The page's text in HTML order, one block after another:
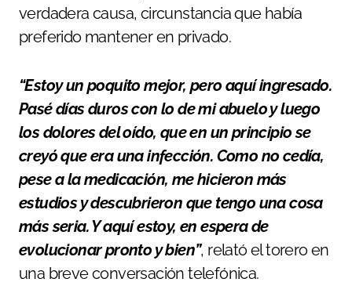
verdadera causa, circunstancia que había
preferido mantener en privado.
“Estoy un poquito mejor, pero aquí ingresado.
Pasé días duros con lo de mi abuelo y luego
los dolores del oído, que en un principio se
creyó que era una infección. Como no cedía,
pese a la medicación, me hicieron más
estudios y descubrieron que tengo una cosa
más seria. Y aquí estoy, en espera de
evolucionar pronto y bien”, relató el torero en
una breve conversación telefónica.